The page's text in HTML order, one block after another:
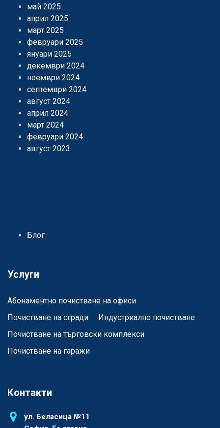
май 2025
април 2025
март 2025
февруари 2025
януари 2025
декември 2024
ноември 2024
септември 2024
август 2024
април 2024
март 2024
февруари 2024
август 2023
Блог
Услуги
Абонаментно почистване на офиси
Почистване на сгради
Индустриално почистване
Почистване на търговски комплекси
Почистване на гаражи
Контакти
ул. Беласица №11